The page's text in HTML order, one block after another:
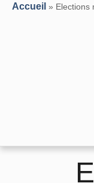
Accueil » Elections